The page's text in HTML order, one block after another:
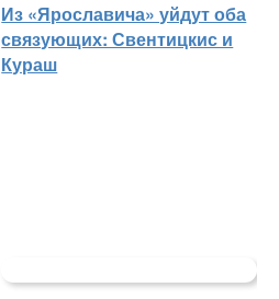
Из «Ярославича» уйдут оба
связующих: Свентицкис и
Кураш